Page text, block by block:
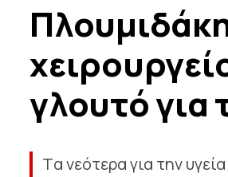
γλουτό για
Tα νεότερα για την